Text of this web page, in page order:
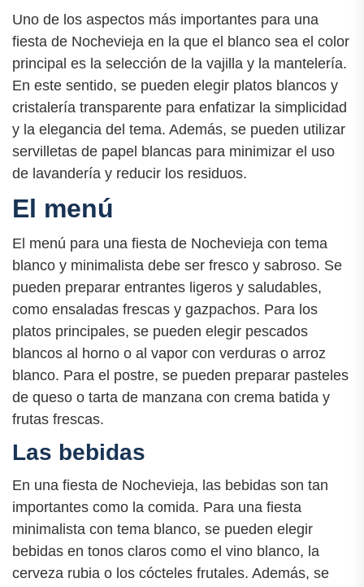
Uno de los aspectos más importantes para una
fiesta de Nochevieja en la que el blanco sea el color
principal es la selección de la vajilla y la mantelería.
En este sentido, se pueden elegir platos blancos y
cristalería transparente para enfatizar la simplicidad
y la elegancia del tema. Además, se pueden utilizar
servilletas de papel blancas para minimizar el uso
de lavandería y reducir los residuos.
El menú
El menú para una fiesta de Nochevieja con tema
blanco y minimalista debe ser fresco y sabroso. Se
pueden preparar entrantes ligeros y saludables,
como ensaladas frescas y gazpachos. Para los
platos principales, se pueden elegir pescados
blancos al horno o al vapor con verduras o arroz
blanco. Para el postre, se pueden preparar pasteles
de queso o tarta de manzana con crema batida y
frutas frescas.
Las bebidas
En una fiesta de Nochevieja, las bebidas son tan
importantes como la comida. Para una fiesta
minimalista con tema blanco, se pueden elegir
bebidas en tonos claros como el vino blanco, la
cerveza rubia o los cócteles frutales. Además, se